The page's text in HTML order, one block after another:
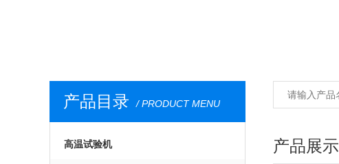
产品目录 / PRODUCT MENU
高温试验机 产品展示